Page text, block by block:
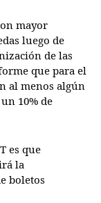
mayor
luego de
de las
que para el
al menos algún
10% de
es que
la
boletos